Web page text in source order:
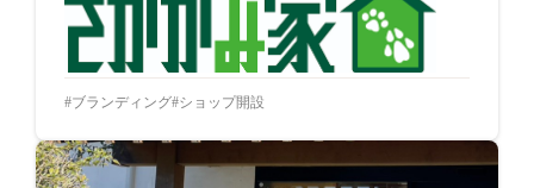
ブランディング ショップ開設